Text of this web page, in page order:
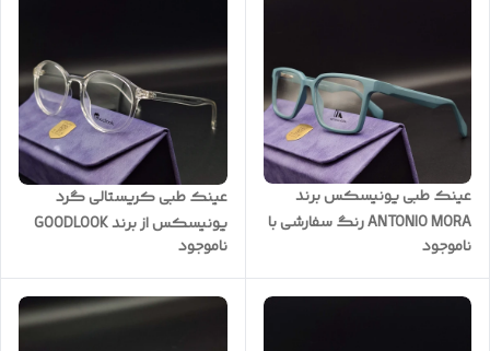
عینک طبی یونیسکس برند
ANTONIO MORA رنگ سفارشی با
بدنه TR و نشکن سری اورجینال
کد AM9293
ناموجود
عینک طبی کریستالی گرد
یونیسکس از برند GOODLOOK
سری اورجینال شرکتی به همراه
پک کامل برند
ناموجود